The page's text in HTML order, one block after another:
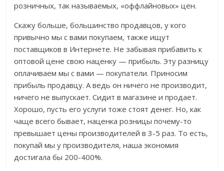
розничных, так называемых, «оффлайновых» цен.
Скажу больше, большинство продавцов, у кого
привычно мы с вами покупаем, также ищут
поставщиков в Интернете. Не забывая прибавить к
оптовой цене свою наценку — прибыль. Эту разницу
оплачиваем мы с вами — покупатели. Приносим
прибыль продавцу. А ведь он ничего не производит,
ничего не выпускает. Сидит в магазине и продает.
Хорошо, пусть его услуги тоже стоят денег. Но, как
чаще всего бывает, наценка розницы почему-то
превышает цены производителей в 3-5 раз. То есть,
покупай мы у производителя, наша экономия
достигала бы 200-400%.